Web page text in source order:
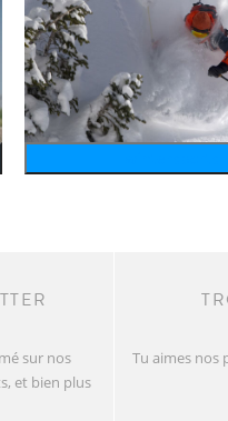
sur nos
et bien plus
Tu aimes nos